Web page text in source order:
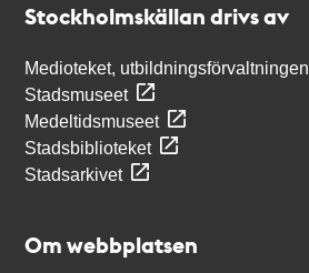
Stockholmskällan drivs av
Medioteket, utbildningsförvaltningen
Stadsmuseet
Medeltidsmuseet
Stadsbiblioteket
Stadsarkivet
Om webbplatsen